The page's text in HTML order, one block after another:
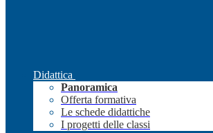
Didattica
Panoramica
Offerta formativa
Le schede didattiche
I progetti delle classi